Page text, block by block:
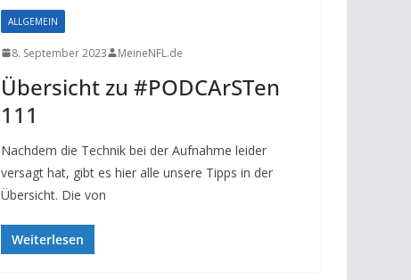
ALLGEMEIN
8. September 2023 MeineNFL.de
Übersicht zu #PODCArSTen
111
Nachdem die Technik bei der Aufnahme leider
versagt hat, gibt es hier alle unsere Tipps in der
Übersicht. Die von
Weiterlesen